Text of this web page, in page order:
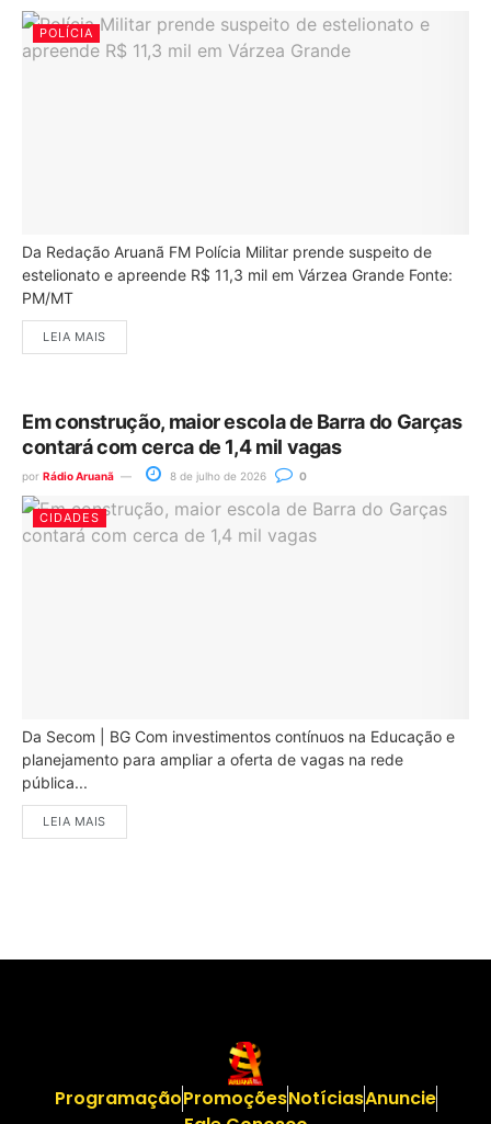
POLÍCIA
Da Redação Aruanã FM Polícia Militar prende suspeito de
estelionato e apreende R$ 11,3 mil em Várzea Grande Fonte:
PM/MT
LEIA MAIS
Em construção, maior escola de Barra do Garças
contará com cerca de 1,4 mil vagas
por Rádio Aruanã 8 de julho de 2026 0
CIDADES
Da Secom | BG Com investimentos contínuos na Educação e
planejamento para ampliar a oferta de vagas na rede
pública...
LEIA MAIS
ProgramaçãoPromoçõesNotíciasAnuncie